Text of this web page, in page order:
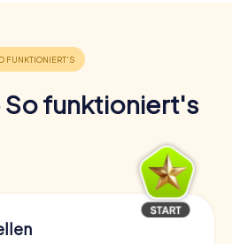
So funktioniert's